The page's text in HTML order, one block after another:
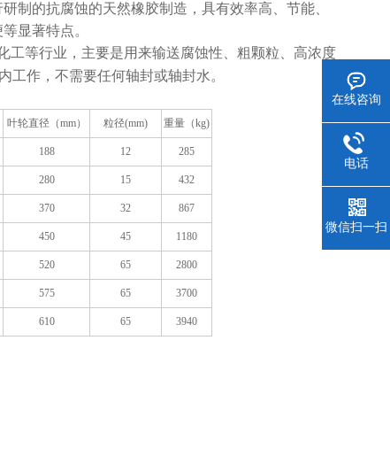
制的抗腐蚀的天然橡胶制造，具有效率高、节能、
显著特点。
工等行业，主要是用来输送腐蚀性、粗颗粒、高浓度
工作，不需要任何轴封或轴封水。
叶轮直径（mm） 粒径(mm) 重量（kg)
188 12 285
280 15 432
370 32 867
450 45 1180
520 65 2800
575 65 3700
610 65 3940
在线咨询
电话
微信扫一扫